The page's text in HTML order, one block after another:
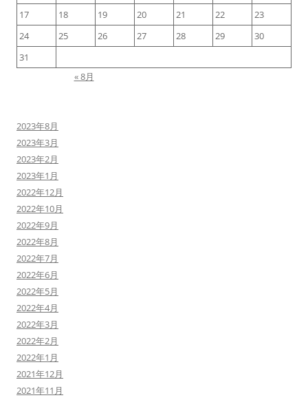
17
18 19 20 21 22
23
24
25 26 27 28 29
30
31
« 8月
2023年8月
2023年3月
2023年2月
2023年1月
2022年12月
2022年10月
2022年9月
2022年8月
2022年7月
2022年6月
2022年5月
2022年4月
2022年3月
2022年2月
2022年1月
2021年12月
2021年11月